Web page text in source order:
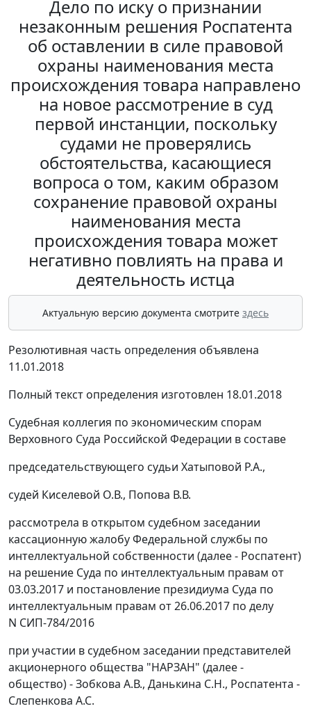
Дело по иску о признании
незаконным решения Роспатента
об оставлении в силе правовой
охраны наименования места
происхождения товара направлено
на новое рассмотрение в суд
первой инстанции, поскольку
судами не проверялись
обстоятельства, касающиеся
вопроса о том, каким образом
сохранение правовой охраны
наименования места
происхождения товара может
негативно повлиять на права и
деятельность истца
Актуальную версию документа смотрите здесь
Резолютивная часть определения объявлена
11.01.2018
Полный текст определения изготовлен 18.01.2018
Судебная коллегия по экономическим спорам
Верховного Суда Российской Федерации в составе
председательствующего судьи Хатыповой Р.А.,
судей Киселевой О.В., Попова В.В.
рассмотрела в открытом судебном заседании
кассационную жалобу Федеральной службы по
интеллектуальной собственности (далее - Роспатент)
на решение Суда по интеллектуальным правам от
03.03.2017 и постановление президиума Суда по
интеллектуальным правам от 26.06.2017 по делу
N СИП-784/2016
при участии в судебном заседании представителей
акционерного общества "НАРЗАН" (далее -
общество) - Зобкова А.В., Данькина С.Н., Роспатента -
Слепенкова А.С.